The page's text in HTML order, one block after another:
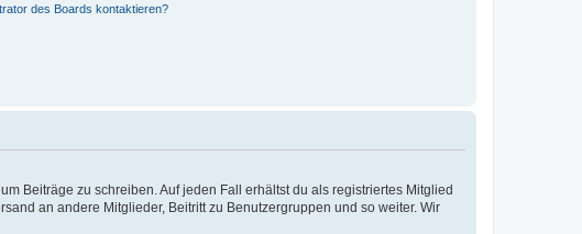
des Boards kontaktieren?
Beiträge zu schreiben. Auf jeden Fall erhältst du als registriertes Mitglied
an andere Mitglieder, Beitritt zu Benutzergruppen und so weiter. Wir